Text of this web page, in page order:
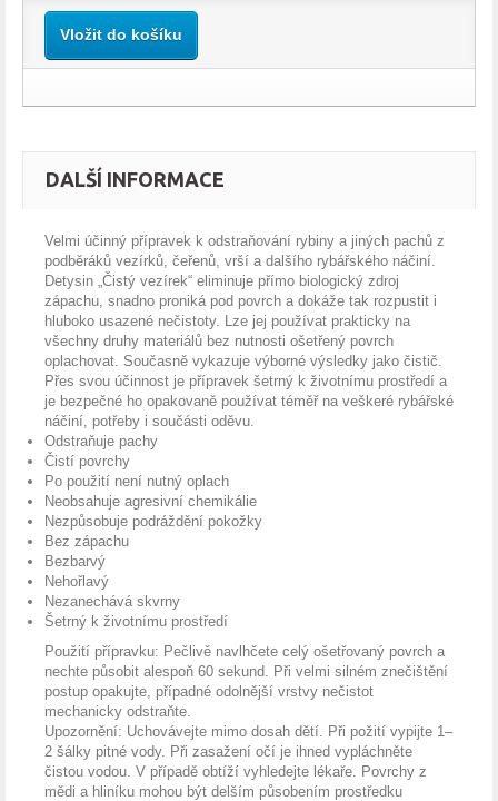
Vložit do košíku
DALŠÍ INFORMACE
Velmi účinný přípravek k odstraňování rybiny a jiných pachů z
podběráků vezírků, čeřenů, vrší a dalšího rybářského náčiní.
Detysin „Čistý vezírek“ eliminuje přímo biologický zdroj
zápachu, snadno proniká pod povrch a dokáže tak rozpustit i
hluboko usazené nečistoty. Lze jej používat prakticky na
všechny druhy materiálů bez nutnosti ošetřený povrch
oplachovat. Současně vykazuje výborné výsledky jako čistič.
Přes svou účinnost je přípravek šetrný k životnímu prostředí a
je bezpečné ho opakovaně používat téměř na veškeré rybářské
náčiní, potřeby i součásti oděvu.
Odstraňuje pachy
Čistí povrchy
Po použití není nutný oplach
Neobsahuje agresivní chemikálie
Nezpůsobuje podráždění pokožky
Bez zápachu
Bezbarvý
Nehořlavý
Nezanechává skvrny
Šetrný k životnímu prostředí
Použití přípravku: Pečlivě navlhčete celý ošetřovaný povrch a
nechte působit alespoň 60 sekund. Při velmi silném znečištění
postup opakujte, případné odolnější vrstvy nečistot
mechanicky odstraňte.
Upozornění: Uchovávejte mimo dosah dětí. Při požití vypijte 1–
2 šálky pitné vody. Při zasažení očí je ihned vypláchněte
čistou vodou. V případě obtíží vyhledejte lékaře. Povrchy z
mědi a hliníku mohou být delším působením prostředku